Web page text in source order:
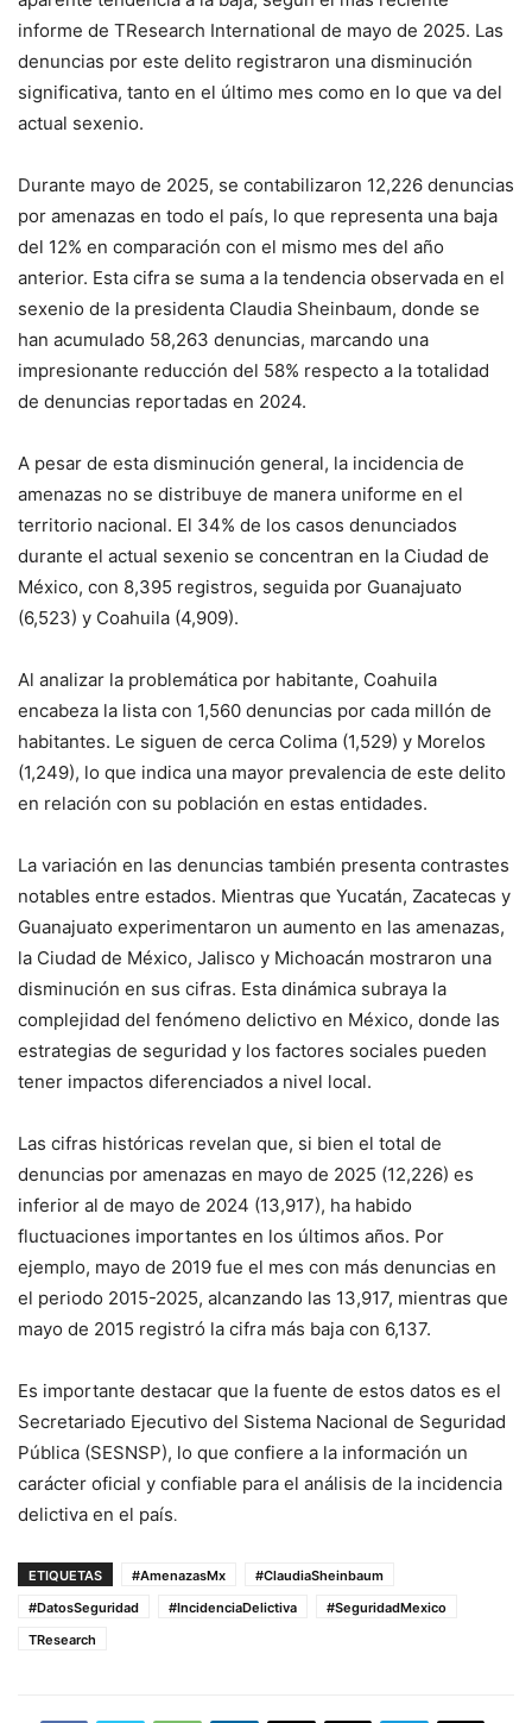
informe de TResearch International de mayo de 2025. Las
denuncias por este delito registraron una disminución
significativa, tanto en el último mes como en lo que va del
actual sexenio.
Durante mayo de 2025, se contabilizaron 12,226 denuncias
por amenazas en todo el país, lo que representa una baja
del 12% en comparación con el mismo mes del año
anterior. Esta cifra se suma a la tendencia observada en el
sexenio de la presidenta Claudia Sheinbaum, donde se
han acumulado 58,263 denuncias, marcando una
impresionante reducción del 58% respecto a la totalidad
de denuncias reportadas en 2024.
A pesar de esta disminución general, la incidencia de
amenazas no se distribuye de manera uniforme en el
territorio nacional. El 34% de los casos denunciados
durante el actual sexenio se concentran en la Ciudad de
México, con 8,395 registros, seguida por Guanajuato
(6,523) y Coahuila (4,909).
Al analizar la problemática por habitante, Coahuila
encabeza la lista con 1,560 denuncias por cada millón de
habitantes. Le siguen de cerca Colima (1,529) y Morelos
(1,249), lo que indica una mayor prevalencia de este delito
en relación con su población en estas entidades.
La variación en las denuncias también presenta contrastes
notables entre estados. Mientras que Yucatán, Zacatecas y
Guanajuato experimentaron un aumento en las amenazas,
la Ciudad de México, Jalisco y Michoacán mostraron una
disminución en sus cifras. Esta dinámica subraya la
complejidad del fenómeno delictivo en México, donde las
estrategias de seguridad y los factores sociales pueden
tener impactos diferenciados a nivel local.
Las cifras históricas revelan que, si bien el total de
denuncias por amenazas en mayo de 2025 (12,226) es
inferior al de mayo de 2024 (13,917), ha habido
fluctuaciones importantes en los últimos años. Por
ejemplo, mayo de 2019 fue el mes con más denuncias en
el periodo 2015-2025, alcanzando las 13,917, mientras que
mayo de 2015 registró la cifra más baja con 6,137.
Es importante destacar que la fuente de estos datos es el
Secretariado Ejecutivo del Sistema Nacional de Seguridad
Pública (SESNSP), lo que confiere a la información un
carácter oficial y confiable para el análisis de la incidencia
delictiva en el país.
ETIQUETAS #AmenazasMx
#ClaudiaSheinbaum
#DatosSeguridad
#IncidenciaDelictiva
#SeguridadMexico
TResearch